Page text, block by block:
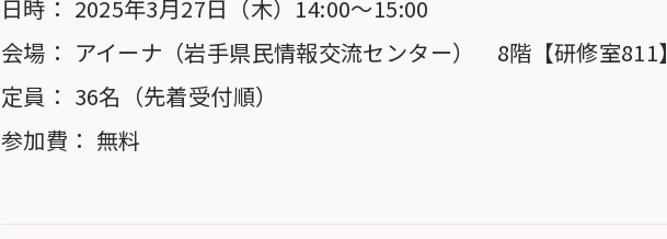
日時： 2025年3月27日（木）14:00～15:00
会場： アイーナ（岩手県民情報交流センター） 8階【研修室811】
定員： 36名（先着受付順）
参加費： 無料